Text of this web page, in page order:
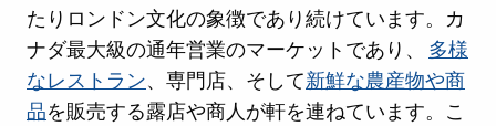
たりロンドン文化の象徴であり続けています。カ
ナダ最大級の通年営業のマーケットであり、 多様
なレストラン、専門店、そして新鮮な農産物や商
品を販売する露店や商人が軒を連ねています。こ